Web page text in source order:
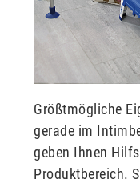
Größtmögliche
gerade im
geben Ihnen
Produktbereich.